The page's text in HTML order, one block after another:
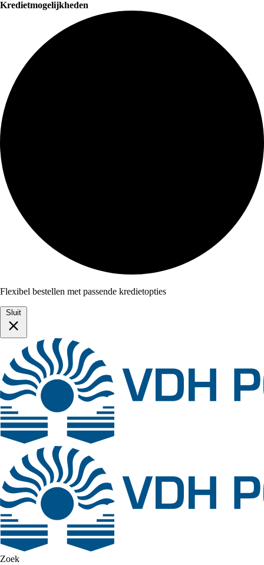
Kredietmogelijkheden
Flexibel bestellen met passende kredietopties
Sluit
Zoek